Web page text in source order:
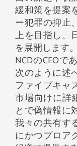
緩和策を提案
ー犯罪の抑止
上を目指し、
を展開します。
NCDのCEO
次のように述
ファイブキャ
市場向けに詳
とで偽情報に
我々の共有す
にかつプロア